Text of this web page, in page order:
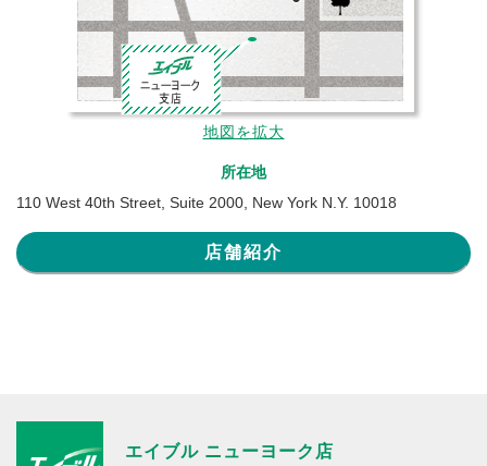
地図を拡大
所在地
110 West 40th Street, Suite 2000, New York N.Y. 10018
店舗紹介
エイブル ニューヨーク店